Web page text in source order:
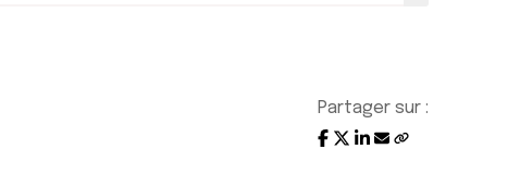
Partager sur :